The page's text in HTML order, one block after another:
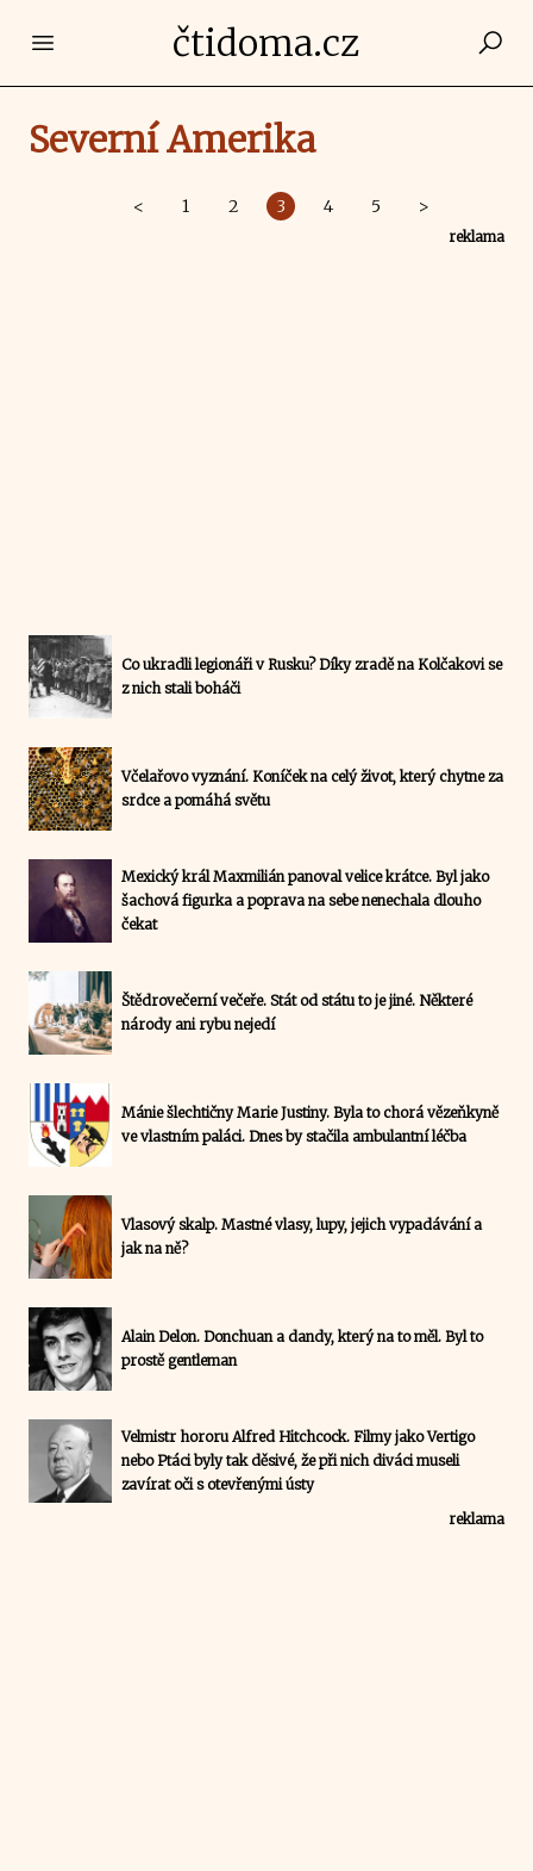
Open main menučtidoma.cz
Severní Amerika
< 1 2 3 4 5 >
reklama
Co ukradli legionáři v Rusku? Díky zradě na Kolčakovi se
z nich stali boháči
Včelařovo vyznání. Koníček na celý život, který chytne za
srdce a pomáhá světu
Mexický král Maxmilián panoval velice krátce. Byl jako
šachová figurka a poprava na sebe nenechala dlouho
čekat
Štědrovečerní večeře. Stát od státu to je jiné. Některé
národy ani rybu nejedí
Mánie šlechtičny Marie Justiny. Byla to chorá vězeňkyně
ve vlastním paláci. Dnes by stačila ambulantní léčba
Vlasový skalp. Mastné vlasy, lupy, jejich vypadávání a
jak na ně?
Alain Delon. Donchuan a dandy, který na to měl. Byl to
prostě gentleman
Velmistr hororu Alfred Hitchcock. Filmy jako Vertigo
nebo Ptáci byly tak děsivé, že při nich diváci museli
zavírat oči s otevřenými ústy
reklama